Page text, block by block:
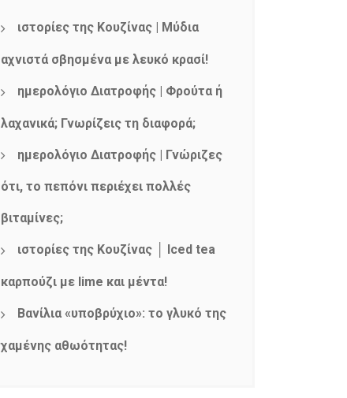
ιστορίες της Κουζίνας | Μύδια
αχνιστά σβησμένα με λευκό κρασί!
ημερολόγιο Διατροφής | Φρούτα ή
λαχανικά; Γνωρίζεις τη διαφορά;
ημερολόγιο Διατροφής | Γνώριζες
ότι, το πεπόνι περιέχει πολλές
βιταμίνες;
ιστορίες της Κουζίνας │ Iced tea
καρπούζι με lime και μέντα!
Βανίλια «υποβρύχιο»: το γλυκό της
χαμένης αθωότητας!